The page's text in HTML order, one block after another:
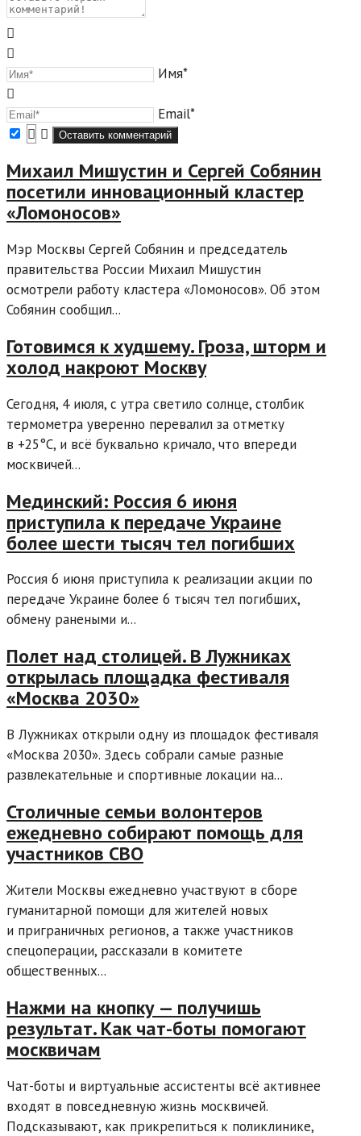
Имя*
Email*
Михаил Мишустин и Сергей Собянин
посетили инновационный кластер
«Ломоносов»
Мэр Москвы Сергей Собянин и председатель
правительства России Михаил Мишустин
осмотрели работу кластера «Ломоносов». Об этом
Собянин сообщил...
Готовимся к худшему. Гроза, шторм и
холод накроют Москву
Сегодня, 4 июля, с утра светило солнце, столбик
термометра уверенно перевалил за отметку
в +25°С, и всё буквально кричало, что впереди
москвичей...
Мединский: Россия 6 июня
приступила к передаче Украине
более шести тысяч тел погибших
Россия 6 июня приступила к реализации акции по
передаче Украине более 6 тысяч тел погибших,
обмену ранеными и...
Полет над столицей. В Лужниках
открылась площадка фестиваля
«Москва 2030»
В Лужниках открыли одну из площадок фестиваля
«Москва 2030». Здесь собрали самые разные
развлекательные и спортивные локации на...
Столичные семьи волонтеров
ежедневно собирают помощь для
участников СВО
Жители Москвы ежедневно участвуют в сборе
гуманитарной помощи для жителей новых
и приграничных регионов, а также участников
спецоперации, рассказали в комитете
общественных...
Нажми на кнопку — получишь
результат. Как чат-боты помогают
москвичам
Чат-боты и виртуальные ассистенты всё активнее
входят в повседневную жизнь москвичей.
Подсказывают, как прикрепиться к поликлинике,